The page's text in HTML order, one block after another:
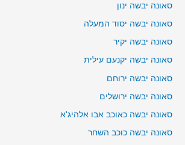
סאונה יבשה ינון
סאונה יבשה יסוד המעלה
סאונה יבשה יקיר
סאונה יבשה יקנעם עילית
סאונה יבשה ירוחם
סאונה יבשה ירושלים
סאונה יבשה כאוכב אבו אלהיג'א
סאונה יבשה כוכב השחר